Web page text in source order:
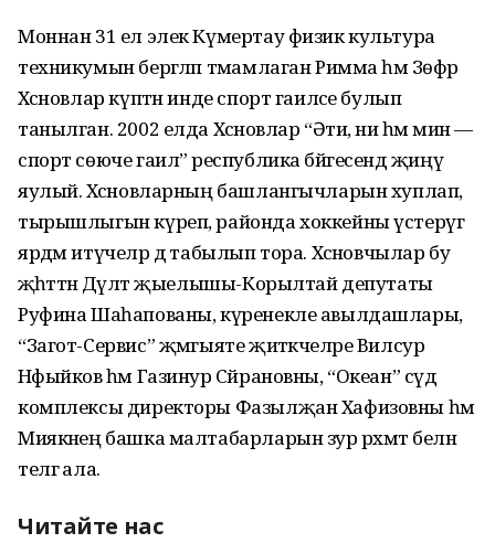
Моннан 31 ел элек Күмер­тау физик культура
техникумын бергәләп тәмамлаган Римма һәм Зөфәр
Хәсәновлар күптән инде спорт гаиләсе булып
танылган. 2002 елда Хәсәнов­лар “Әти, әни һәм мин —
спорт сөюче гаилә” рес­публика бәйге­сендә җиңү
яулый. Хәсәнов­ларның башлангычларын хуплап,
тырышлыгын күреп, районда хоккейны үстерүгә
яр­дәм итүчеләр дә табылып тора. Хәсә­нов­чылар бу
җәһәттән Дәүләт җые­лышы-Ко­рылтай депутаты
Руфина Шаһапованы, күренекле авылдашлары,
“Загот-Сервис” җәмгыяте җитәкчеләре Вилсур
Нәфыйков һәм Газинур Сәй­рановны, “Океан” сәүдә
комплексы директоры Фазылҗан Хафизовны һәм
Мия­кәнең башка малтабарларын зур рәхмәт белән
телгә ала.
Читайте нас